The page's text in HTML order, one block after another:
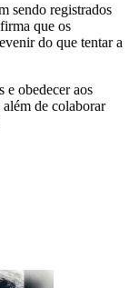
sendo registrados
que os
do que tentar a
e obedecer aos
de colaborar